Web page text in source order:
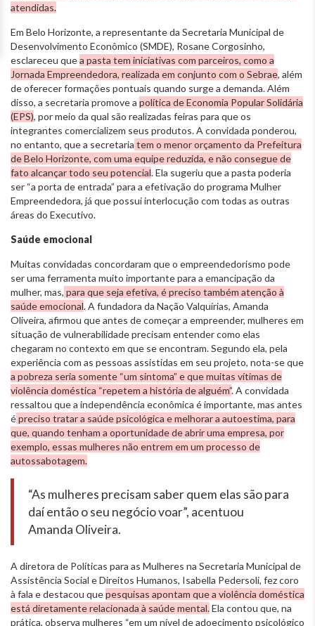
atendidas.
Em Belo Horizonte, a representante da Secretaria Municipal de
Desenvolvimento Econômico (SMDE), Rosane Corgosinho,
esclareceu quea pasta tem iniciativas com parceiros, como a
Jornada Empreendedora, realizada em conjunto com o Sebrae, além
de oferecer formações pontuais quando surge a demanda. Além
disso, a secretaria promove a política de Economia Popular Solidária
(EPS), por meio da qual são realizadas feiras para que os
integrantes comercializem seus produtos. A convidada ponderou,
no entanto, que a secretaria tem o menor orçamento da Prefeitura
de Belo Horizonte, com uma equipe reduzida, e não consegue de
fato alcançar todo seu potencial. Ela sugeriu que a pasta poderia
ser “a porta de entrada” para a efetivação do programa Mulher
Empreendedora, já que possui interlocução com todas as outras
áreas do Executivo.
Saúde emocional
Muitas convidadas concordaram que o empreendedorismo pode
ser uma ferramenta muito importante para a emancipação da
mulher, mas, para que seja efetiva, é preciso também atenção à
saúde emocional. A fundadora da Nação Valquírias, Amanda
Oliveira, afirmou que antes de começar a empreender, mulheres em
situação de vulnerabilidade precisam entender como elas
chegaram no contexto em que se encontram. Segundo ela, pela
experiência com as pessoas assistidas em seu projeto, nota-se que
a pobreza seria somente “um sintoma” e que muitas vítimas de
violência doméstica “repetem a história de alguém”. A convidada
ressaltou que a independência econômica é importante, mas antes
épreciso tratar a saúde psicológica e melhorar a autoestima, para
que, quando tenham a oportunidade de abrir uma empresa, por
exemplo, essas mulheres não entrem em um processo de
autossabotagem.
“As mulheres precisam saber quem elas são para
daí então o seu negócio voar”, acentuou
Amanda Oliveira.
A diretora de Políticas para as Mulheres na Secretaria Municipal de
Assistência Social e Direitos Humanos, Isabella Pedersoli, fez coro
à fala e destacou quepesquisas apontam que a violência doméstica
está diretamente relacionada à saúde mental.Ela contou que, na
prática, observa mulheres “em um nível de adoecimento psicológico